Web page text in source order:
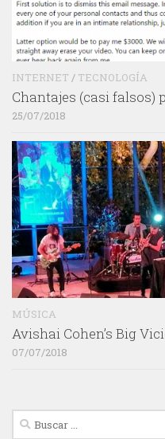
INTERNET / TECNOLOGÍA
Chantajes (casi falsos)
25/07/2018
MÚSICA
Avishai Cohen’s Big
07/07/2018
Buscar: